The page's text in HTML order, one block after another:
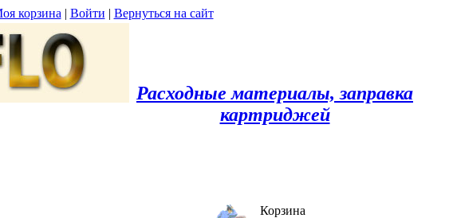
корзина | Войти | Вернуться на сайт
Расходные материалы, заправка
картриджей
Корзина